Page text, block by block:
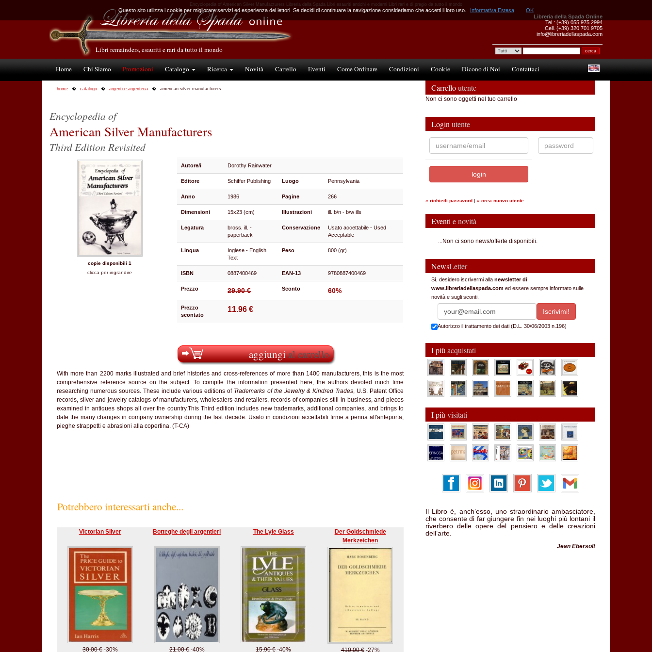
Encyclopedia of American Silver Manufacturers Libreria della Spada Libri esauriti antichi e moderni Libri rari e di pregio da tutto il mondo
Libreria della Spada Online
Tel.: (+39) 055 975 2994
Cell. (+39) 320 701 9705
info@libreriadellaspada.com
Libri remainders, esauriti e rari da tutto il mondo
Home Chi Siamo Promozioni Catalogo Ricerca Novità Carrello Eventi Come Ordinare Condizioni Cookie Dicono di Noi Contattaci
home catalogo argenti e argenteria american silver manufacturers
Encyclopedia of
American Silver Manufacturers
Third Edition Revisited
copie disponibili 1
clicca per ingrandire
Autore/i Dorothy Rainwater
Editore Schiffer Publishing Luogo Pennsylvania
Anno 1986 Pagine 266
Dimensioni 15x23 (cm) Illustrazioni ill. b/n - b/w ills
Legatura
bross. ill. -
paperback
Conservazione
Usato accettabile - Used
Acceptable
Lingua
Inglese - English
Text
Peso 800 (gr)
ISBN 0887400469 EAN-13 9780887400469
Prezzo 29.90 € Sconto 60%
Prezzo
scontato
11.96 €
aggiungial carrello
With more than 2200 marks illustrated and brief histories and cross-references of more than 1400 manufacturers, this is the most
comprehensive reference source on the subject. To compile the information presented here, the authors devoted much time
researching numerous sources. These include various editions of Trademarks of the Jewelry & Kindred Trades, U.S. Patent Office
records, silver and jewelry catalogs of manufacturers, wholesalers and retailers, records of companies still in business, and pieces
examined in antiques shops all over the country.This Third edition includes new trademarks, additional companies, and brings to
date the many changes in company ownership during the last decade. Usato in condizioni accettabili firme a penna all'anteporta,
pieghe strappetti e abrasioni alla copertina. (T-CA)
Potrebbero interessarti anche...
Victorian Silver
30.00 €-30%
Botteghe degli argentieri
21.00 €-40%
The Lyle Glass
15.90 €-40%
Der Goldschmiede
Merkzeichen
410.00 €-27%
Carrelloutente
Non ci sono oggetti nel tuo carrello
Login utente
» richiedi password | » crea nuovo utente
Eventi e novità
...Non ci sono news/offerte disponibili.
NewsLetter
Sì, desidero iscrivermi alla newsletter di
www.libreriadellaspada.com ed essere sempre informato sulle
novità e sugli sconti.
Autorizzo il trattamento dei dati (D.L. 30/06/2003 n.196)
I più acquistati
I più visitati
Il Libro è, anch’esso, uno straordinario ambasciatore,
che consente di far giungere fin nei luoghi più lontani il
riverbero delle opere del pensiero e delle creazioni
dell’arte.
Jean Ebersolt
Questo sito utilizza i cookie per migliorare servizi ed esperienza dei lettori. Se decidi di continuare la navigazione consideriamo che accetti il loro uso. Informativa Estesa OK